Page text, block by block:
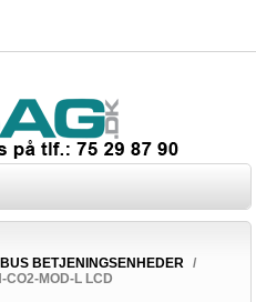
BETJENINGSENHEDER
/
CO2-MOD-L LCD